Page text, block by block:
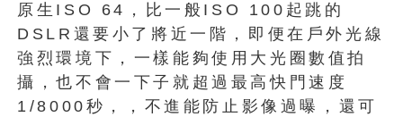
原生ISO 64，比一般ISO 100起跳的
DSLR還要小了將近一階，即便在戶外光線
強烈環境下，一樣能夠使用大光圈數值拍
攝，也不會一下子就超過最高快門速度
1/8000秒，，不進能防止影像過曝，還可